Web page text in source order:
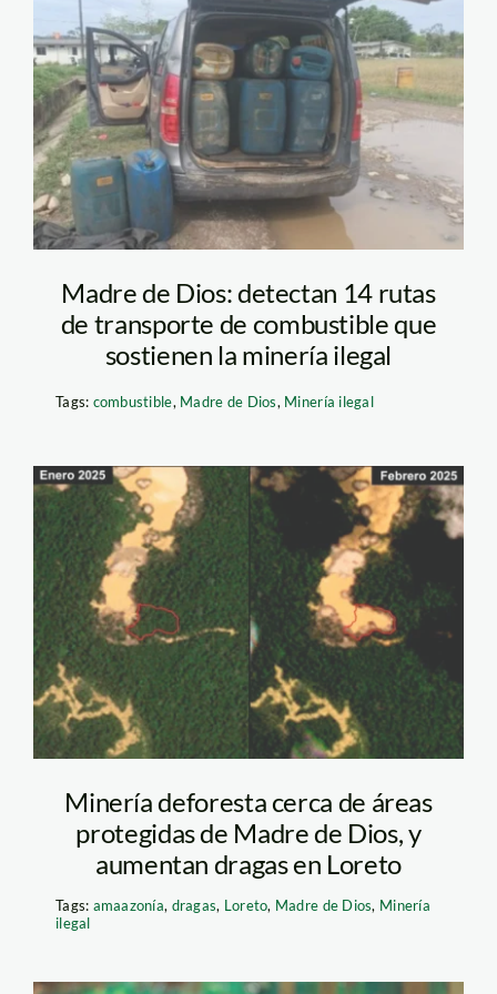
Combustible_minería
ilegal
Madre de Dios: detectan 14 rutas
de transporte de combustible que
sostienen la minería ilegal
Tags: combustible, Madre de Dios, Minería ilegal
reserva-tambopata—
mineria—rami-
Minería deforesta cerca de áreas
protegidas de Madre de Dios, y
aumentan dragas en Loreto
Tags: amaazonía, dragas, Loreto, Madre de Dios, Minería
ilegal